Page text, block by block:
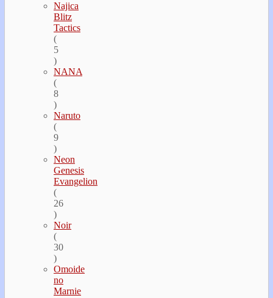
Najica
Blitz
Tactics
(
5
)
NANA
(
8
)
Naruto
(
9
)
Neon
Genesis
Evangelion
(
26
)
Noir
(
30
)
Omoide
no
Marnie